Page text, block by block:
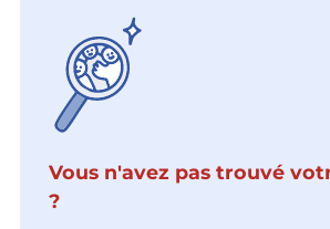
Vous n'avez pas trouvé
?